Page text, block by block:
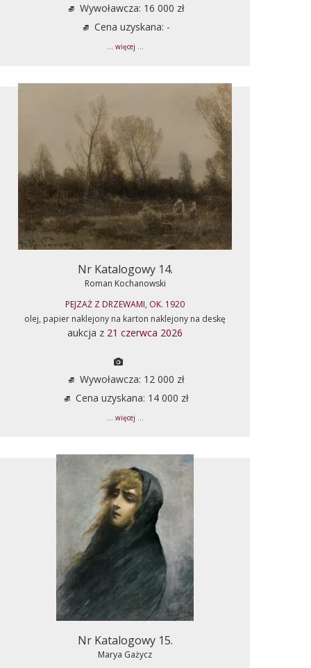
Wywoławcza: 16 000 zł
Cena uzyskana: -
... więcej ...
Nr Katalogowy 14.
Roman Kochanowski
PEJZAŻ Z DRZEWAMI, OK. 1920
olej, papier naklejony na karton naklejony na deskę
aukcja z 21 czerwca 2026
Wywoławcza: 12 000 zł
Cena uzyskana: 14 000 zł
... więcej ...
Nr Katalogowy 15.
Marya Gażycz